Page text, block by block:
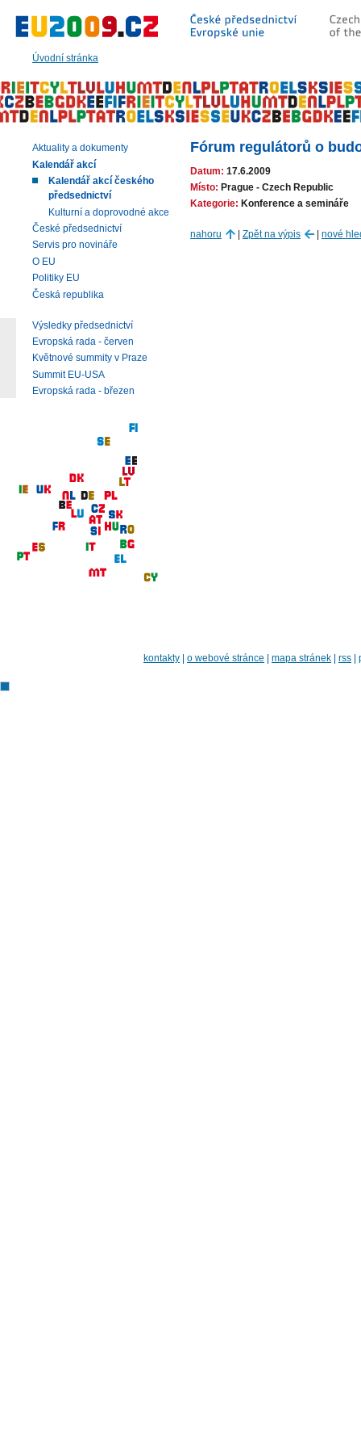
Úvodní stránka
hlavní
|
navigaci
|
vyhledávání
Fórum regulátorů o
Datum: 17.6.2009
Místo: Prague - Czech Republic
Kategorie: Konference a semináře
nahoru Zpět na výpis nové
Aktuality a dokumenty
Kalendář akcí
Kalendář akcí českého
předsednictví
Kulturní a doprovodné akce
České předsednictví
Servis pro novináře
O EU
Politiky EU
Česká republika
Výsledky předsednictví
Evropská rada - červen
Květnové summity v Praze
Summit EU-USA
Evropská rada - březen
kontakty o webové stránce mapa stránek rss